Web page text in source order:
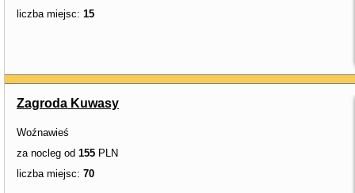
liczba miejsc: 15
Zagroda Kuwasy
Woźnawieś
za nocleg od 155 PLN
liczba miejsc: 70